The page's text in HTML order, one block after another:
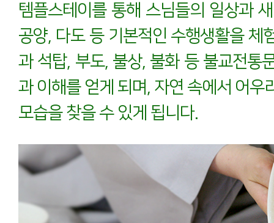
템플스테이를 통해 스님들의 일상과
공양, 다도 등 기본적인 수행생활을 체
과 석탑, 부도, 불상, 불화 등 불교전통
과 이해를 얻게 되며, 자연 속에서 어우
모습을 찾을 수 있게 됩니다.